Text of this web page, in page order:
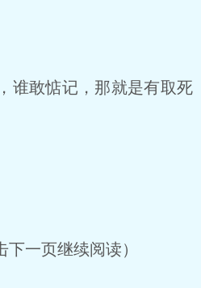
谁敢惦记，那就是有取死
一页继续阅读）